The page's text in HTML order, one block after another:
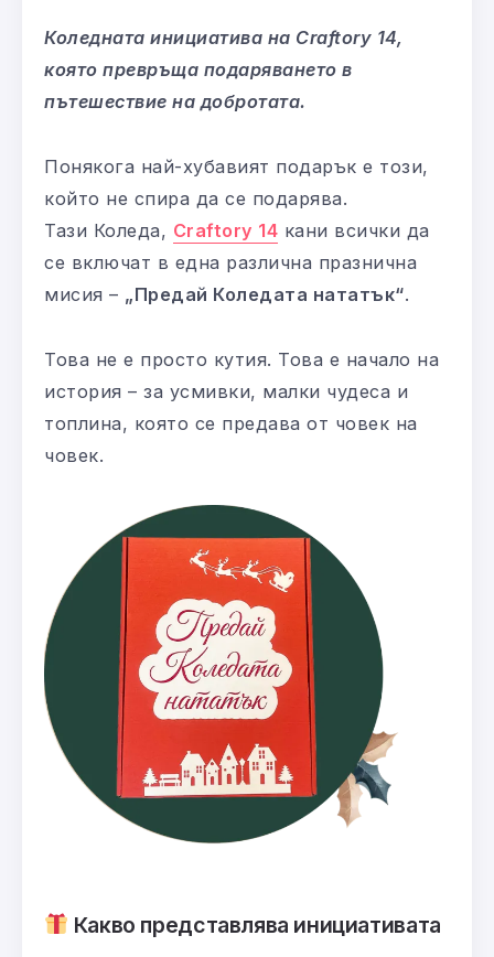
Коледната инициатива на Craftory 14,
която превръща подаряването в
пътешествие на добротата.
Понякога най-хубавият подарък е този,
който не спира да се подарява.
Тази Коледа, Craftory 14 кани всички да
се включат в една различна празнична
мисия – „Предай Коледата нататък“.
Това не е просто кутия. Това е начало на
история – за усмивки, малки чудеса и
топлина, която се предава от човек на
човек.
Какво представлява инициативата